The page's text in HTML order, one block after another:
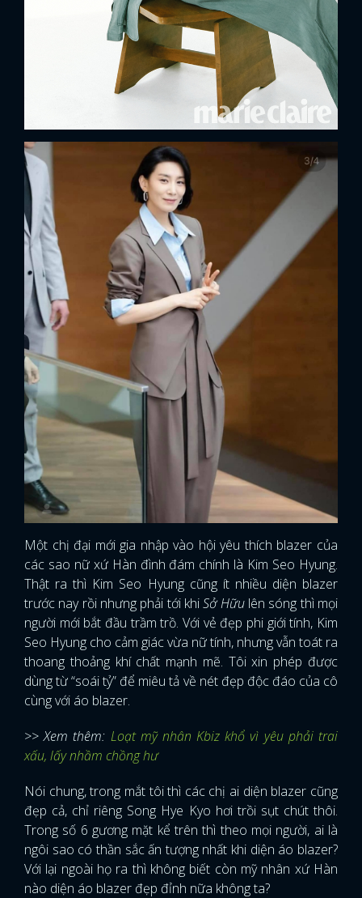
Một chị đại mới gia nhập vào hội yêu thích blazer của
các sao nữ xứ Hàn đình đám chính là Kim Seo Hyung.
Thật ra thì Kim Seo Hyung cũng ít nhiều diện blazer
trước nay rồi nhưng phải tới khiSở Hữulên sóng thì mọi
người mới bắt đầu trầm trồ. Với vẻ đẹp phi giới tính, Kim
Seo Hyung cho cảm giác vừa nữ tính, nhưng vẫn toát ra
thoang thoảng khí chất mạnh mẽ. Tôi xin phép được
dùng từ “soái tỷ” để miêu tả về nét đẹp độc đáo của cô
cùng với áo blazer.
>> Xem thêm: Loạt mỹ nhân Kbiz khổ vì yêu phải trai
xấu, lấy nhầm chồng hư
Nói chung, trong mắt tôi thì các chị ai diện blazer cũng
đẹp cả, chỉ riêng Song Hye Kyo hơi trồi sụt chút thôi.
Trong số 6 gương mặt kể trên thì theo mọi người, ai là
ngôi sao có thần sắc ấn tượng nhất khi diện áo blazer?
Với lại ngoài họ ra thì không biết còn mỹ nhân xứ Hàn
nào diện áo blazer đẹp đỉnh nữa không ta?